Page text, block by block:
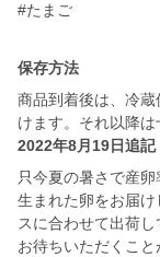
#たまご
保存方法
商品到着後は、冷
けます。それ以降は
2022年8月19日追記
只今夏の暑さで産
生まれた卵をお届
スに合わせて出荷
お待ちいただくこと